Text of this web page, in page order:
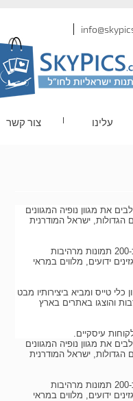
עלינו צור קשר
את מגוון נופיה המגוונים
הגדולות, ישראל המודרנית
הספר הינו מתנה ישראלית מעוצבת ומוקפדת הנותנת את המרחב לכ-200 תמונות מרהיבות
ידועים, מלווים במראי
את ישראל מעל 2 עשורים במגוון כלי טייס ומביא ביצירותיו מבט
והוצגו באתרים בארץ
עיסקיים.
את מגוון נופיה המגוונים
הגדולות, ישראל המודרנית
הספר הינו מתנה ישראלית מעוצבת ומוקפדת הנותנת את המרחב לכ-200 תמונות מרהיבות
ידועים, מלווים במראי